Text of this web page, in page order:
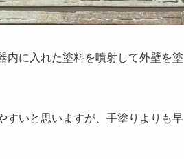
内に入れた塗料を噴射して外壁を塗
すいと思いますが、手塗りよりも早